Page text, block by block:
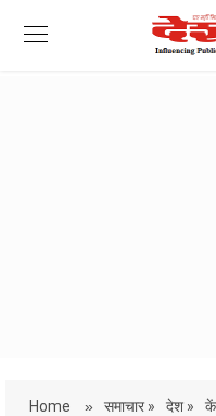
Home » समाचार » देश »